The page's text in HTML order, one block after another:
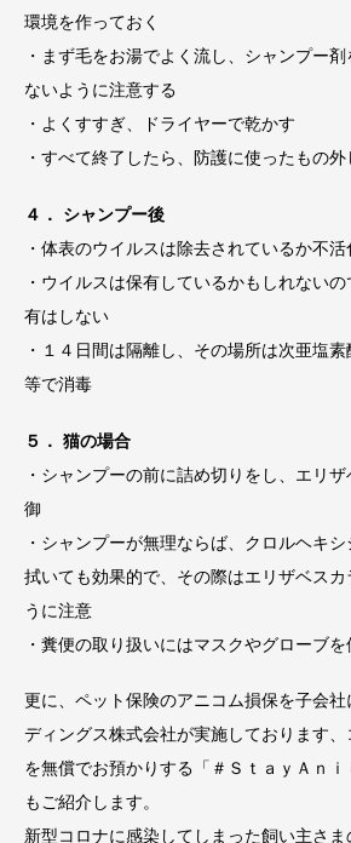
環境を作っておく
・まず毛をお湯でよく流し、シャンプー
ないように注意する
・よくすすぎ、ドライヤーで乾かす
・すべて終了したら、防護に使ったもの外
４． シャンプー後
・体表のウイルスは除去されているか不
・ウイルスは保有しているかもしれない
有はしない
・１４日間は隔離し、その場所は次亜塩
等で消毒
５． 猫の場合
・シャンプーの前に詰め切りをし、エリ
御
・シャンプーが無理ならば、クロルヘキ
拭いても効果的で、その際はエリザベスカ
うに注意
・糞便の取り扱いにはマスクやグローブを
更に、ペット保険のアニコム損保を子会
ディングス株式会社が実施しております、
を無償でお預かりする「＃ＳｔａｙＡｎ
もご紹介します。
新型コロナに感染してしまった飼い主さ